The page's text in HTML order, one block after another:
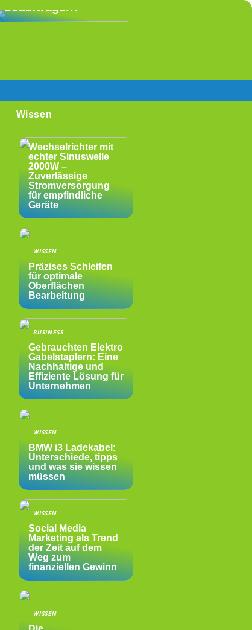
beauftragen?
Wissen
Wechselrichter mit
echter Sinuswelle
2000W –
Zuverlässige
Stromversorgung
für empfindliche
Geräte
WISSEN
Präzises Schleifen
für optimale
Oberflächen
Bearbeitung
BUSINESS
Gebrauchten Elektro
Gabelstaplern: Eine
Nachhaltige und
Effiziente Lösung für
Unternehmen
WISSEN
BMW i3 Ladekabel:
Unterschiede, tipps
und was sie wissen
müssen
WISSEN
Social Media
Marketing als Trend
der Zeit auf dem
Weg zum
finanziellen Gewinn
WISSEN